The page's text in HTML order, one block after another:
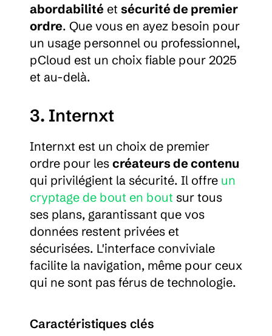
abordabilité et sécurité de premier
ordre. Que vous en ayez besoin pour
un usage personnel ou professionnel,
pCloud est un choix fiable pour 2025
et au-delà.
3. Internxt
Internxt est un choix de premier
ordre pour les créateurs de contenu
qui privilégient la sécurité. Il offre un
cryptage de bout en bout sur tous
ses plans, garantissant que vos
données restent privées et
sécurisées. L'interface conviviale
facilite la navigation, même pour ceux
qui ne sont pas férus de technologie.
Caractéristiques clés